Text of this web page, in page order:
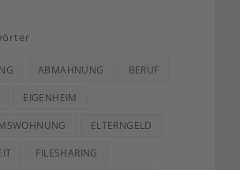
ABMAHNUNG BERUF
EIGENHEIM
ELTERNGELD
FILESHARING